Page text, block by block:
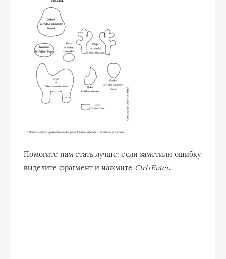
Помогите нам стать лучше: если заметили ошибку
выделите фрагмент и нажмите Ctrl+Enter.